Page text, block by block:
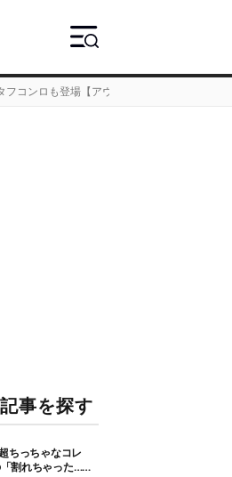
コンロも登場【アウトドア通信.110】
事を探す
ちっちゃなコレ
割れちゃった…」